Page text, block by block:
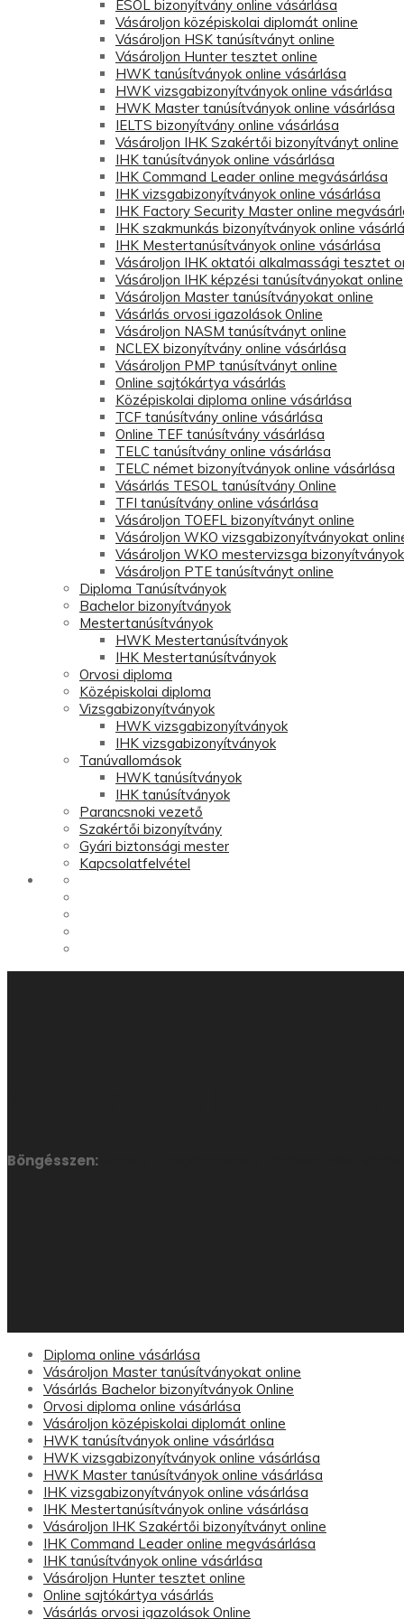
ESOL bizonyítvány online vásárlása
Vásároljon középiskolai diplomát online
Vásároljon HSK tanúsítványt online
Vásároljon Hunter tesztet online
HWK tanúsítványok online vásárlása
HWK vizsgabizonyítványok online vásárlása
HWK Master tanúsítványok online vásárlása
IELTS bizonyítvány online vásárlása
Vásároljon IHK Szakértői bizonyítványt online
IHK tanúsítványok online vásárlása
IHK Command Leader online megvásárlása
IHK vizsgabizonyítványok online vásárlása
IHK Factory Security Master online
IHK szakmunkás bizonyítványok online
IHK Mestertanúsítványok online vásárlása
Vásároljon IHK oktatói alkalmassági tesztet
Vásároljon IHK képzési tanúsítványokat online
Vásároljon Master tanúsítványokat online
Vásárlás orvosi igazolások Online
Vásároljon NASM tanúsítványt online
NCLEX bizonyítvány online vásárlása
Vásároljon PMP tanúsítványt online
Online sajtókártya vásárlás
Középiskolai diploma online vásárlása
TCF tanúsítvány online vásárlása
Online TEF tanúsítvány vásárlása
TELC tanúsítvány online vásárlása
TELC német bizonyítványok online vásárlása
Vásárlás TESOL tanúsítvány Online
TFI tanúsítvány online vásárlása
Vásároljon TOEFL bizonyítványt online
Vásároljon WKO vizsgabizonyítványokat
Vásároljon WKO mestervizsga
Vásároljon PTE tanúsítványt online
Diploma Tanúsítványok
Bachelor bizonyítványok
Mestertanúsítványok
HWK Mestertanúsítványok
IHK Mestertanúsítványok
Orvosi diploma
Középiskolai diploma
Vizsgabizonyítványok
HWK vizsgabizonyítványok
IHK vizsgabizonyítványok
Tanúvallomások
HWK tanúsítványok
IHK tanúsítványok
Parancsnoki vezető
Szakértői bizonyítvány
Gyári biztonsági mester
Kapcsolatfelvétel
Böngésszen:
Diploma online vásárlása
Vásároljon Master tanúsítványokat online
Vásárlás Bachelor bizonyítványok Online
Orvosi diploma online vásárlása
Vásároljon középiskolai diplomát online
HWK tanúsítványok online vásárlása
HWK vizsgabizonyítványok online vásárlása
HWK Master tanúsítványok online vásárlása
IHK vizsgabizonyítványok online vásárlása
IHK Mestertanúsítványok online vásárlása
Vásároljon IHK Szakértői bizonyítványt online
IHK Command Leader online megvásárlása
IHK tanúsítványok online vásárlása
Vásároljon Hunter tesztet online
Online sajtókártya vásárlás
Vásárlás orvosi igazolások Online